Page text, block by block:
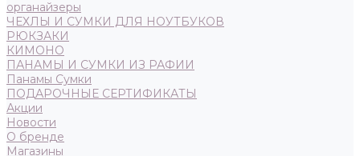
органайзеры
ЧЕХЛЫ И СУМКИ ДЛЯ НОУТБУКОВ
РЮКЗАКИ
КИМОНО
ПАНАМЫ И СУМКИ ИЗ РАФИИ
Панамы Сумки
ПОДАРОЧНЫЕ СЕРТИФИКАТЫ
Акции
Новости
О бренде
Магазины